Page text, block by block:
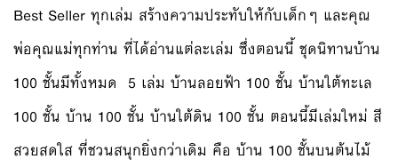
Best Seller ทุกเล่ม สร้างความประทับให้กับเด็กๆ และคุณ
พ่อคุณแม่ทุกท่าน ที่ได้อ่านแต่ละเล่ม ซึ่งตอนนี้ ชุดนิทานบ้าน
100 ชั้นมีทั้งหมด 5 เล่ม บ้านลอยฟ้า 100 ชั้น บ้านใต้ทะเล
100 ชั้น บ้าน 100 ชั้น บ้านใต้ดิน 100 ชั้น ตอนนี้มีเล่มใหม่ สี
สวยสดใส ที่ชวนสนุกยิ่งกว่าเดิม คือ บ้าน 100 ชั้นบนต้นไม้